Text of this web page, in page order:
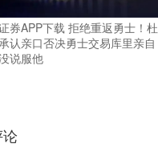
券APP下载 拒绝重返勇士！杜
认亲口否决勇士交易库里亲自
说服他